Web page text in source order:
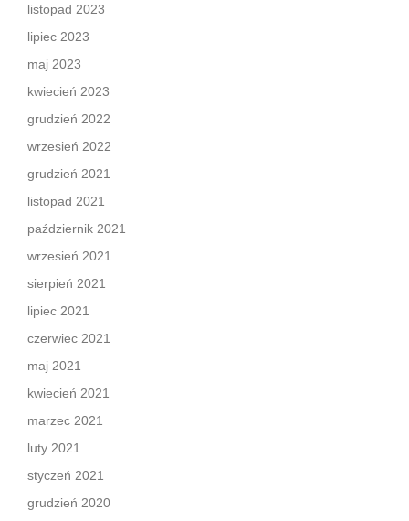
listopad 2023
lipiec 2023
maj 2023
kwiecień 2023
grudzień 2022
wrzesień 2022
grudzień 2021
listopad 2021
październik 2021
wrzesień 2021
sierpień 2021
lipiec 2021
czerwiec 2021
maj 2021
kwiecień 2021
marzec 2021
luty 2021
styczeń 2021
grudzień 2020